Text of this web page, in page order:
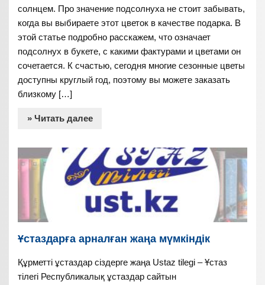
солнцем. Про значение подсолнуха не стоит забывать,
когда вы выбираете этот цветок в качестве подарка. В
этой статье подробно расскажем, что означает
подсолнух в букете, с какими фактурами и цветами он
сочетается. К счастью, сегодня многие сезонные цветы
доступны круглый год, поэтому вы можете заказать
близкому […]
» Читать далее
Ұстаздарға арналған жаңа мүмкіндік
Құрметті ұстаздар сіздерге жаңа Ustaz tilegi – Ұстаз
тілегі Республикалық ұстаздар сайтын